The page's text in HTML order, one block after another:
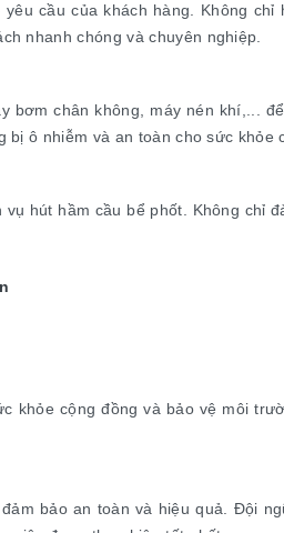
cầu của khách hàng. Không
nhanh chóng và chuyên nghiệp.
bơm chân không, máy nén khí,...
ô nhiễm và an toàn cho sức khỏe
hút hầm cầu bể phốt. Không chỉ
khỏe cộng đồng và bảo vệ môi
bảo an toàn và hiệu quả. Đội